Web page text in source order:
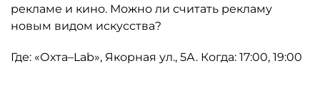
рекламе и кино. Можно ли считать рекламу
новым видом искусства?
Где: «Охта–Lab», Якорная ул., 5А. Когда: 17:00, 19:00